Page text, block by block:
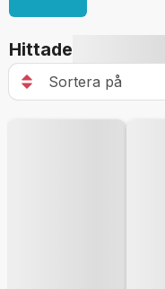
Hittade